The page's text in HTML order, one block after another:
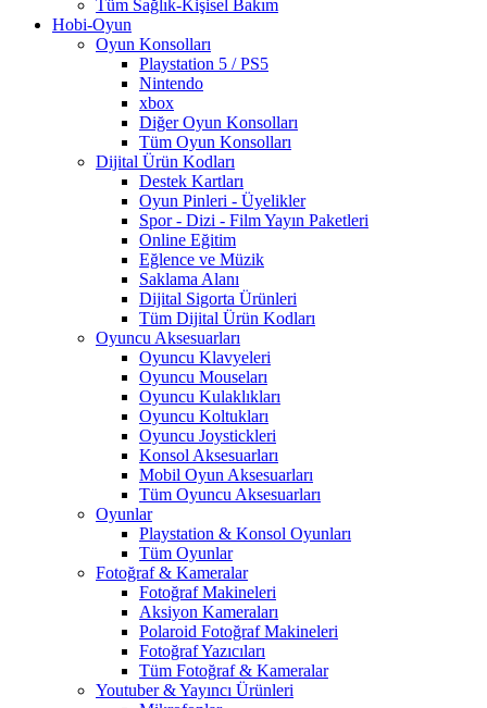
Tüm Sağlık-Kişisel Bakım
Hobi-Oyun
Oyun Konsolları
Playstation 5 / PS5
Nintendo
xbox
Diğer Oyun Konsolları
Tüm Oyun Konsolları
Dijital Ürün Kodları
Destek Kartları
Oyun Pinleri - Üyelikler
Spor - Dizi - Film Yayın Paketleri
Online Eğitim
Eğlence ve Müzik
Saklama Alanı
Dijital Sigorta Ürünleri
Tüm Dijital Ürün Kodları
Oyuncu Aksesuarları
Oyuncu Klavyeleri
Oyuncu Mouseları
Oyuncu Kulaklıkları
Oyuncu Koltukları
Oyuncu Joystickleri
Konsol Aksesuarları
Mobil Oyun Aksesuarları
Tüm Oyuncu Aksesuarları
Oyunlar
Playstation & Konsol Oyunları
Tüm Oyunlar
Fotoğraf & Kameralar
Fotoğraf Makineleri
Aksiyon Kameraları
Polaroid Fotoğraf Makineleri
Fotoğraf Yazıcıları
Tüm Fotoğraf & Kameralar
Youtuber & Yayıncı Ürünleri